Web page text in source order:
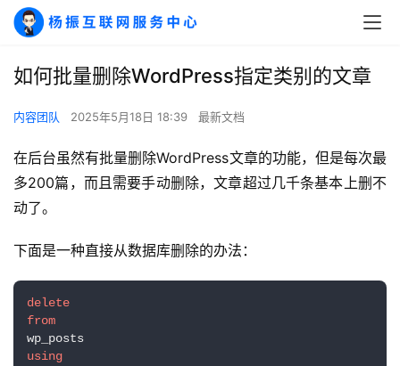
如何批量删除WordPress指定类别的文章
内容团队 2025年5月18日 18:39 最新文档
在后台虽然有批量删除WordPress文章的功能，但是每次最
多200篇，而且需要手动删除，文章超过几千条基本上删不
动了。
下面是一种直接从数据库删除的办法：
delete
from
using